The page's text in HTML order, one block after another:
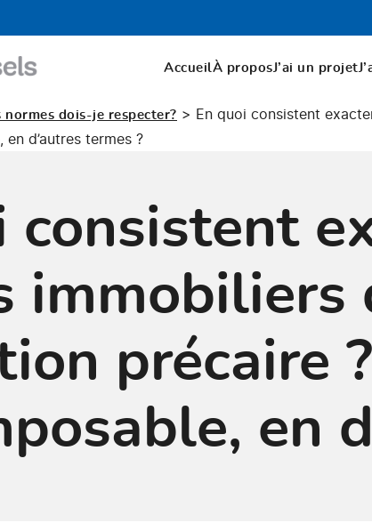
AccueilÀ proposJ’ai un projet
normes dois-je respecter? > En quoi consistent
d’autres termes ?
consistent
immobiliers
précaire
en